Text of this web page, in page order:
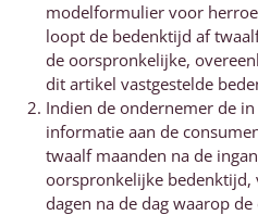
modelformulier voor
loopt de bedenktijd af
de oorspronkelijke,
dit artikel vastgestelde
Indien de ondernemer de
informatie aan de
twaalf maanden na de
oorspronkelijke
dagen na de dag waarop